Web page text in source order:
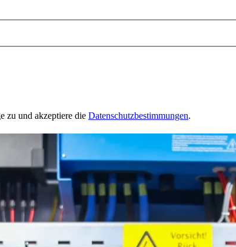
zu und akzeptiere die Datenschutzbestimmungen.